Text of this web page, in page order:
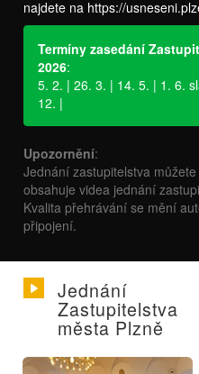
najdete na https://
Termíny zasedání
2026:
5. 2. | 26. 3. | 14. 5. | 1. 6.
12. |
Upozornění:
Jednání zastupitelstva
obsahuje videa jednání
Kvalita přehrávání se mění
připojení.
Jednání
Zastupitelstva
města Plzně